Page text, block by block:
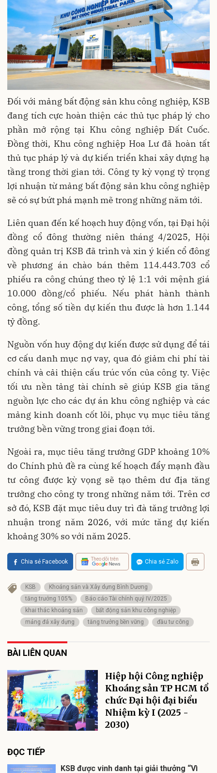
Đối với mảng bất động sản khu công nghiệp, KSB
đang tích cực hoàn thiện các thủ tục pháp lý cho
phần mở rộng tại Khu công nghiệp Đất Cuốc.
Đồng thời, Khu công nghiệp Hoa Lư đã hoàn tất
thủ tục pháp lý và dự kiến triển khai xây dựng hạ
tầng trong thời gian tới. Công ty kỳ vọng tỷ trọng
lợi nhuận từ mảng bất động sản khu công nghiệp
sẽ có sự bứt phá mạnh mẽ trong những năm tới.
Liên quan đến kế hoạch huy động vốn, tại Đại hội
đồng cổ đông thường niên tháng 4/2025, Hội
đồng quản trị KSB đã trình và xin ý kiến cổ đông
về phương án chào bán thêm 114.443.703 cổ
phiếu ra công chúng theo tỷ lệ 1:1 với mệnh giá
10.000 đồng/cổ phiếu. Nếu phát hành thành
công, tổng số tiền dự kiến thu được là hơn 1.144
tỷ đồng.
Nguồn vốn huy động dự kiến được sử dụng để tái
cơ cấu danh mục nợ vay, qua đó giảm chi phí tài
chính và cải thiện cấu trúc vốn của công ty. Việc
tối ưu nền tảng tài chính sẽ giúp KSB gia tăng
nguồn lực cho các dự án khu công nghiệp và các
mảng kinh doanh cốt lõi, phục vụ mục tiêu tăng
trưởng bền vững trong giai đoạn tới.
Ngoài ra, mục tiêu tăng trưởng GDP khoảng 10%
do Chính phủ đề ra cùng kế hoạch đẩy mạnh đầu
tư công được kỳ vọng sẽ tạo thêm dư địa tăng
trưởng cho công ty trong những năm tới. Trên cơ
sở đó, KSB đặt mục tiêu duy trì đà tăng trưởng lợi
nhuận trong năm 2026, với mức tăng dự kiến
khoảng 30% so với năm 2025.
Chia sẻ Facebook Theo dõi trên Chia sẻ Zalo
KSB
Khoáng sản và Xây dựng Bình Dương
tăng trưởng 105%
Báo cáo Tài chính quý IV/2025
khai thác khoáng sản
bất động sản khu công nghiệp
mảng đá xây dựng
tăng trưởng bền vững đầu tư công
BÀI LIÊN QUAN
Hiệp hội Công nghiệp
Khoáng sản TP HCM tổ
chức Đại hội đại biểu
Nhiệm kỳ I (2025 -
2030)
ĐỌC TIẾP
KSB được vinh danh tại giải thưởng “Vì